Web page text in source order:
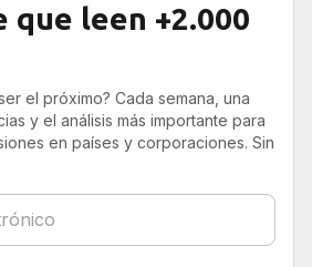
que leen +2.000
el próximo? Cada semana, una
y el análisis más importante para
en países y corporaciones. Sin